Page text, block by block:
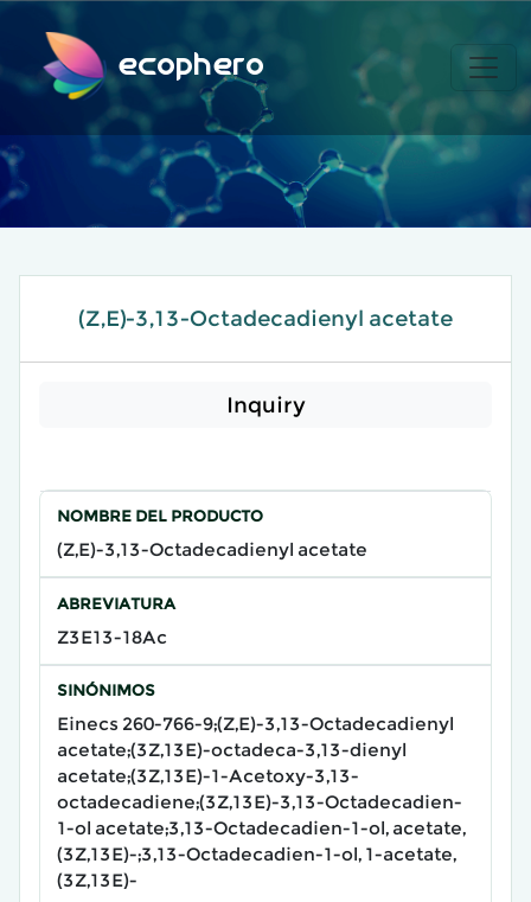
ecophero
(Z,E)-3,13-Octadecadienyl acetate
Inquiry
NOMBRE DEL PRODUCTO
(Z,E)-3,13-Octadecadienyl acetate
ABREVIATURA
Z3E13-18Ac
SINÓNIMOS
Einecs 260-766-9;(Z,E)-3,13-Octadecadienyl
acetate;(3Z,13E)-octadeca-3,13-dienyl
acetate;(3Z,13E)-1-Acetoxy-3,13-
octadecadiene;(3Z,13E)-3,13-Octadecadien-
1-ol acetate;3,13-Octadecadien-1-ol, acetate,
(3Z,13E)-;3,13-Octadecadien-1-ol, 1-acetate,
(3Z,13E)-